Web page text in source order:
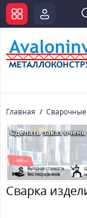
Главная
Сварка